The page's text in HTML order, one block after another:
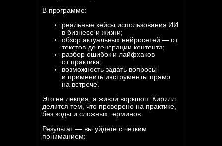
В программе:
реальные кейсы использования ИИ
в бизнесе и жизни;
обзор актуальных нейросетей — от
текстов до генерации контента;
разбор ошибок и лайфхаков
от практика;
возможность задать вопросы
и применить инструменты прямо
на встрече.
Это не лекция, а живой воркшоп. Кирилл
делится тем, что проверено на практике,
без воды и сложных терминов.
Результат — вы уйдете с четким
пониманием: